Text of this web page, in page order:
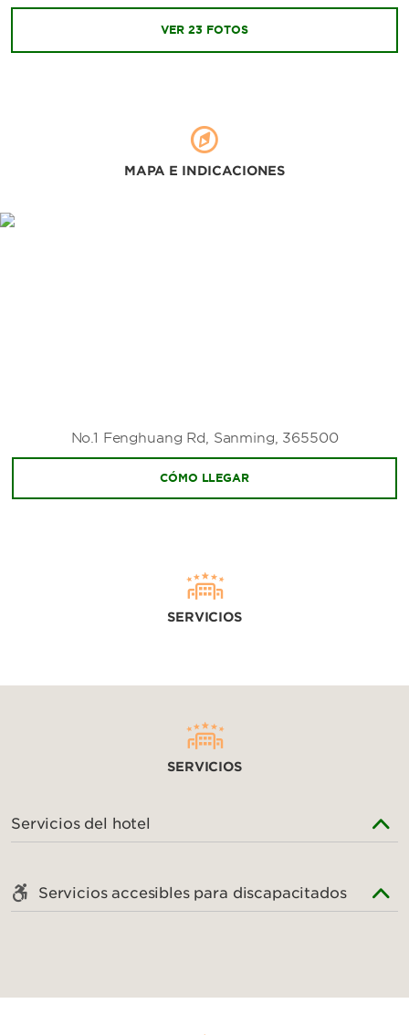
VER 23 FOTOS
MAPA E INDICACIONES
No.1 Fenghuang Rd, Sanming, 365500
CÓMO LLEGAR
SERVICIOS
SERVICIOS
Servicios del hotel
Servicios accesibles para discapacitados